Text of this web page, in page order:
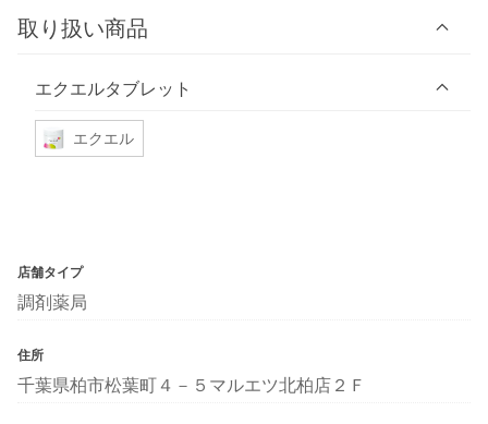
取り扱い商品
エクエルタブレット
エクエル
店舗タイプ
調剤薬局
住所
千葉県柏市松葉町４－５マルエツ北柏店２Ｆ